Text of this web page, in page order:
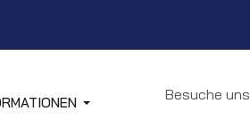
Besuche uns